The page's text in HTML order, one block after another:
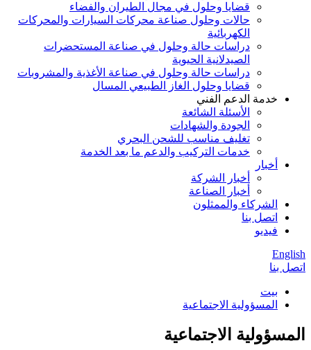
قضايا وحلول في مجال الطيران والفضاء
حالات وحلول صناعة محركات السيارات والمحركات
الكهربائية
دراسات حالة وحلول في صناعة المستحضرات
الصيدلانية الحيوية
دراسات حالة وحلول في صناعة الأغذية والمشروبات
قضايا وحلول الغاز الطبيعي المسال
خدمة الدعم الفني
الأسئلة الشائعة
الجودة والشهادات
تغليف مناسب للشحن البحري
خدمات التركيب والدعم ما بعد الخدمة
أخبار
أخبار الشركة
أخبار الصناعة
الشركاء والممثلون
اتصل بنا
فيديو
English
اتصل بنا
بيت
المسؤولية الاجتماعية
المسؤولية الاجتماعية